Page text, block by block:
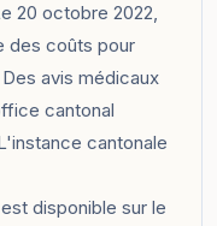
20 octobre 2022,
des coûts pour
avis médicaux
cantonal
cantonale
disponible sur le